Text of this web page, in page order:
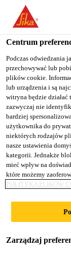
You are
from "Stany
country.
TO
SIKA
USA
Sika
Centrum
Podczas odwiedzania
przechowywać lub
plików cookie.
lub urządzenia i są
witryna będzie
zazwyczaj nie
bardziej
użytkownika do
niektórych rodzajów
nasze ustawienia
kategorii. Jednakże
mieć wpływ na
które możemy
POLITYKA PLIKÓW
Zarządzaj